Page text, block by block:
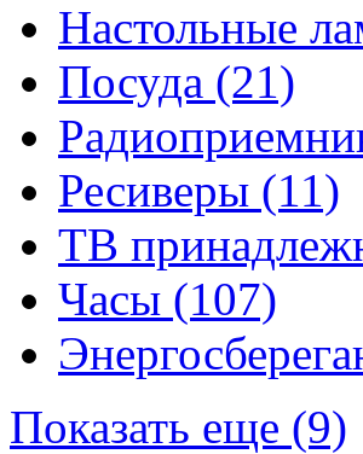
Настольные
Посуда (21)
Ресиверы (11)
ТВ
Часы (107)
Показать еще (9)